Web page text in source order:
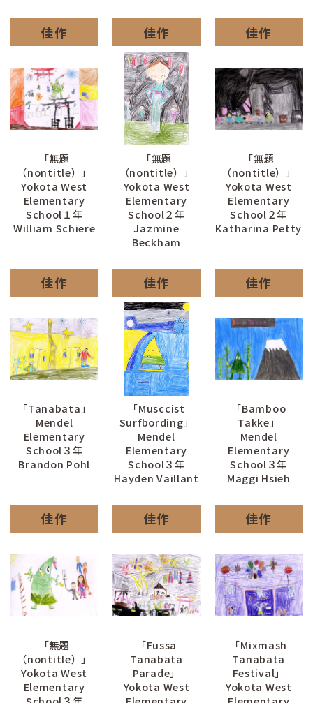
佳作
「無題
（nontitle）」
Yokota West
Elementary
School１年
William Schiere
佳作
「無題
（nontitle）」
Yokota West
Elementary
School２年
Jazmine
Beckham
佳作
「無題
（nontitle）」
Yokota West
Elementary
School２年
Katharina Petty
佳作
「Tanabata」
Mendel
Elementary
School３年
Brandon Pohl
佳作
「Musccist
Surfbording」
Mendel
Elementary
School３年
Hayden Vaillant
佳作
「Bamboo
Takke」
Mendel
Elementary
School３年
Maggi Hsieh
佳作
「無題
（nontitle）」
Yokota West
Elementary
佳作
「Fussa
Tanabata
Parade」
Yokota West
佳作
「Mixmash
Tanabata
Festival」
Yokota West